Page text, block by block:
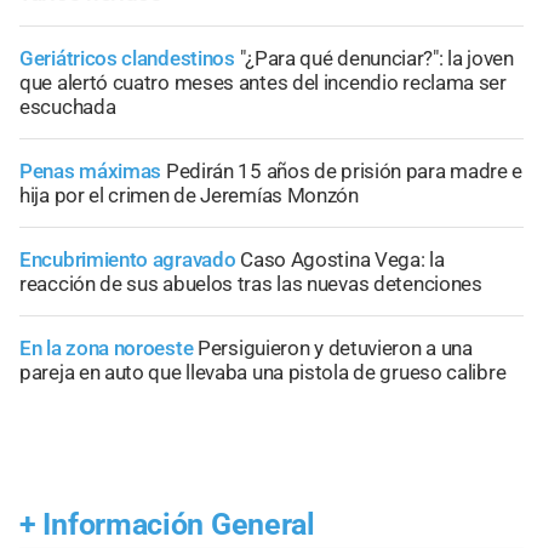
Geriátricos clandestinos "¿Para qué denunciar?": la joven
que alertó cuatro meses antes del incendio reclama ser
escuchada
Penas máximas Pedirán 15 años de prisión para madre e
hija por el crimen de Jeremías Monzón
Encubrimiento agravado Caso Agostina Vega: la
reacción de sus abuelos tras las nuevas detenciones
En la zona noroeste Persiguieron y detuvieron a una
pareja en auto que llevaba una pistola de grueso calibre
+ Información General